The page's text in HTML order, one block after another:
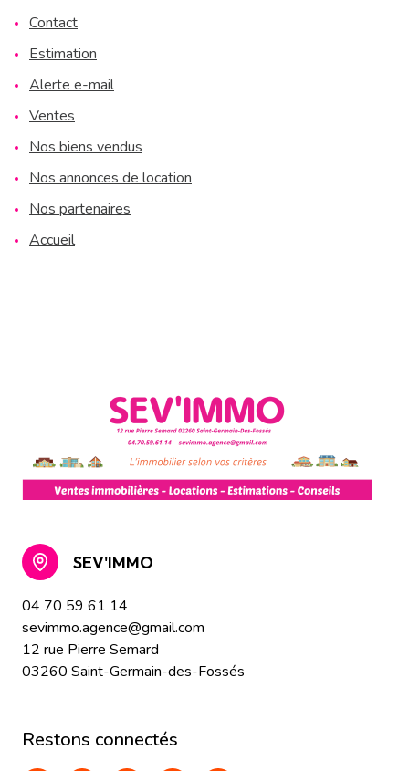
vendus
estimation
e-
mail
Contact
Estimation
Alerte e-mail
Ventes
Nos biens vendus
Nos annonces de location
Nos partenaires
Accueil
SEV'IMMO
04 70 59 61 14
sevimmo.agence@gmail.com
12 rue Pierre Semard
03260 Saint-Germain-des-Fossés
restons connectés